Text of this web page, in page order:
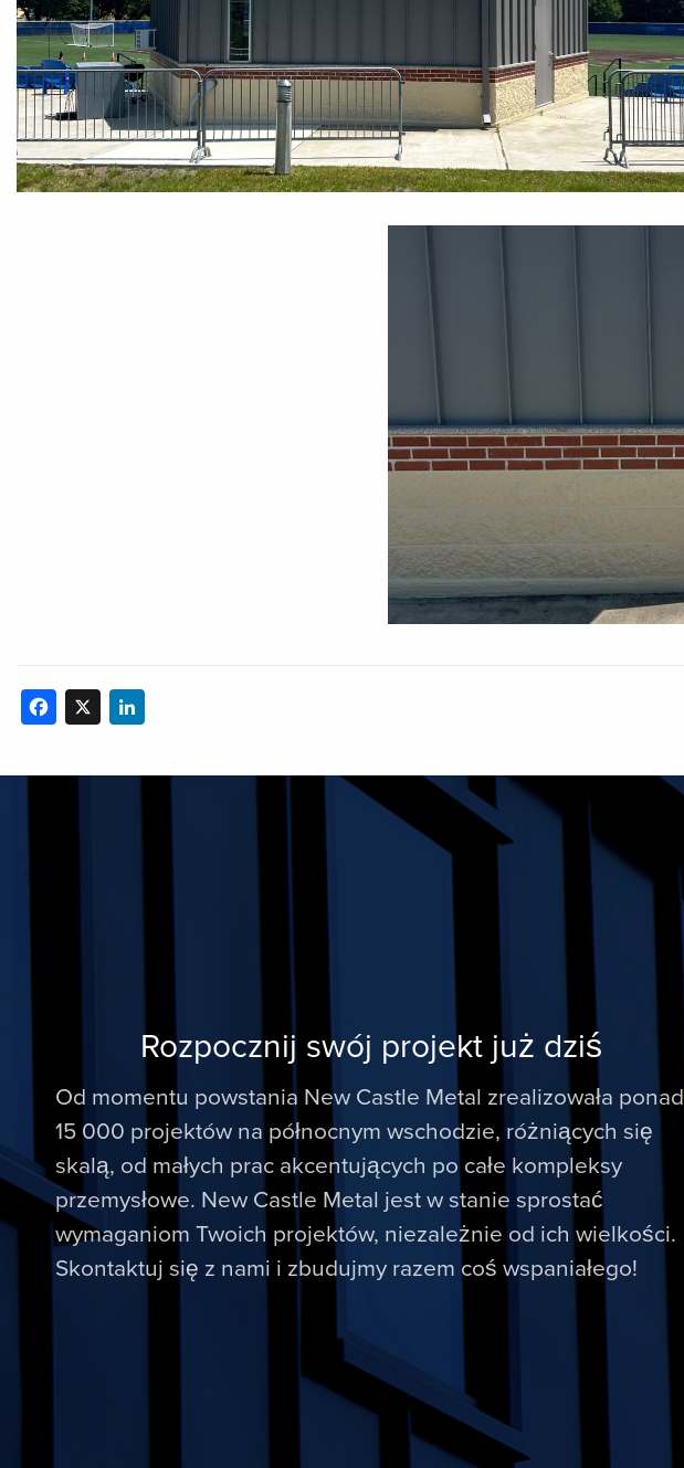
Facebook
X
Rozpocznij swój projekt już dziś
Od momentu powstania New Castle Metal zrealizowała ponad
15 000 projektów na północnym wschodzie, różniących się
skalą, od małych prac akcentujących po całe kompleksy
przemysłowe. New Castle Metal jest w stanie sprostać
wymaganiom Twoich projektów, niezależnie od ich wielkości.
Skontaktuj się z nami i zbudujmy razem coś wspaniałego!